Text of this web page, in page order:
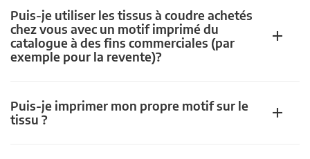
Puis-je utiliser les tissus à coudre achetés
chez vous avec un motif imprimé du
catalogue à des fins commerciales (par
exemple pour la revente)?
Puis-je imprimer mon propre motif sur le
tissu ?